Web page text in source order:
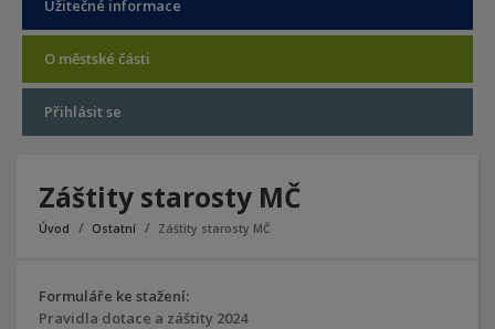
Užitečné informace
O městské části
Přihlásit se
Záštity starosty MČ
Úvod Ostatní Záštity starosty MČ
Formuláře ke stažení:
Pravidla dotace a záštity 2024